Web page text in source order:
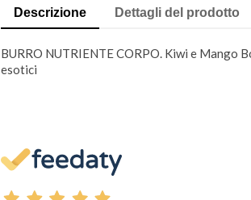
Descrizione Dettagli del prodotto
BURRO NUTRIENTE CORPO. Kiwi e Mango
esotici